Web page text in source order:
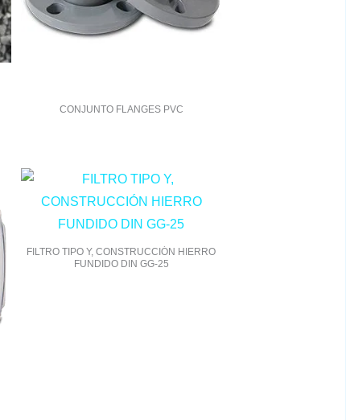
CONJUNTO FLANGES PVC
FILTRO TIPO Y, CONSTRUCCIÓN HIERRO
FUNDIDO DIN GG-25